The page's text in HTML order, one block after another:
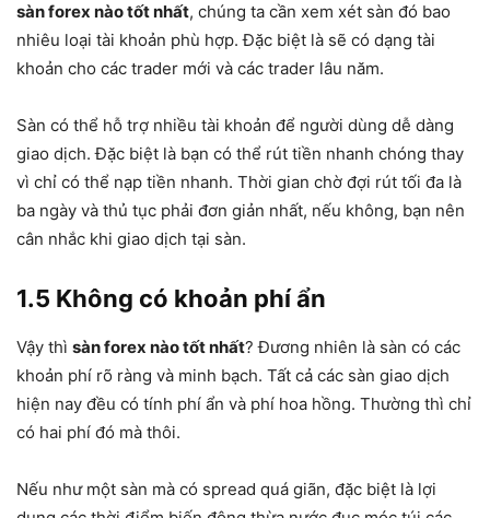
sàn forex nào tốt nhất, chúng ta cần xem xét sàn đó bao
nhiêu loại tài khoản phù hợp. Đặc biệt là sẽ có dạng tài
khoản cho các trader mới và các trader lâu năm.
Sàn có thể hỗ trợ nhiều tài khoản để người dùng dễ dàng
giao dịch. Đặc biệt là bạn có thể rút tiền nhanh chóng thay
vì chỉ có thể nạp tiền nhanh. Thời gian chờ đợi rút tối đa là
ba ngày và thủ tục phải đơn giản nhất, nếu không, bạn nên
cân nhắc khi giao dịch tại sàn.
1.5 Không có khoản phí ẩn
Vậy thì sàn forex nào tốt nhất? Đương nhiên là sàn có các
khoản phí rõ ràng và minh bạch. Tất cả các sàn giao dịch
hiện nay đều có tính phí ẩn và phí hoa hồng. Thường thì chỉ
có hai phí đó mà thôi.
Nếu như một sàn mà có spread quá giãn, đặc biệt là lợi